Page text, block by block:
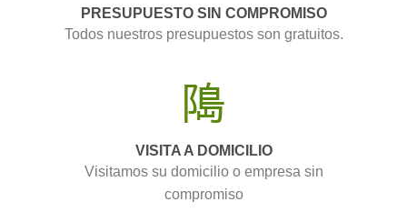
PRESUPUESTO SIN COMPROMISO
Todos nuestros presupuestos son gratuitos.
VISITA A DOMICILIO
Visitamos su domicilio o empresa sin
compromiso